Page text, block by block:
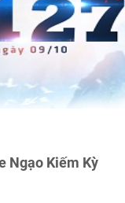
Ngạo Kiếm Kỳ